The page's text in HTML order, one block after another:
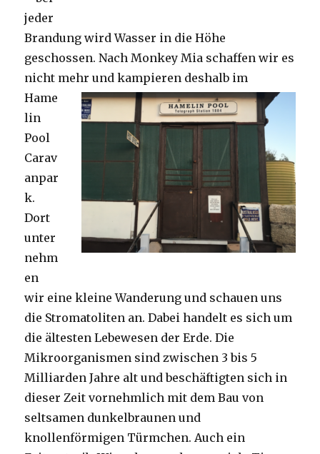
jeder
Brandung wird Wasser in die Höhe
geschossen. Nach Monkey Mia schaffen wir es
nicht mehr und kampieren deshalb im
Hame
lin
Pool
Carav
anpar
k.
Dort
unter
nehm
en
wir eine kleine Wanderung und schauen uns
die Stromatoliten an. Dabei handelt es sich um
die ältesten Lebewesen der Erde. Die
Mikroorganismen sind zwischen 3 bis 5
Milliarden Jahre alt und beschäftigten sich in
dieser Zeit vornehmlich mit dem Bau von
seltsamen dunkelbraunen und
knollenförmigen Türmchen. Auch ein